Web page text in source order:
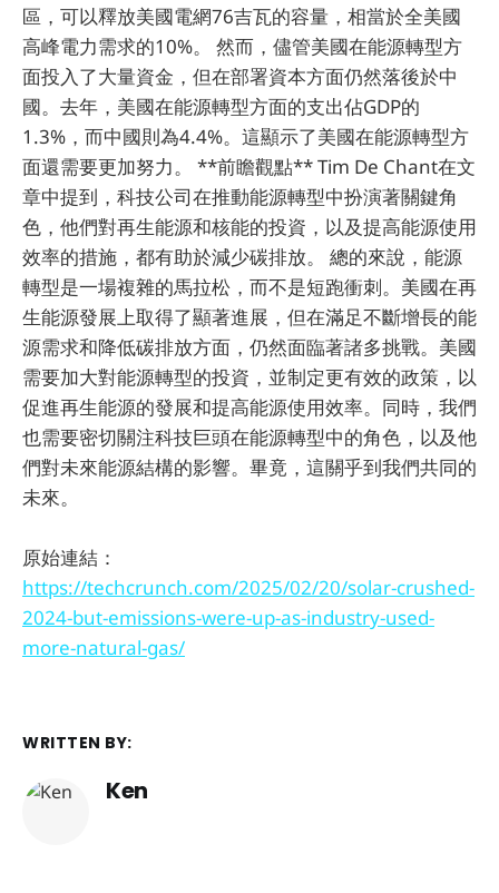
區，可以釋放美國電網76吉瓦的容量，相當於全美國
高峰電力需求的10%。 然而，儘管美國在能源轉型方
面投入了大量資金，但在部署資本方面仍然落後於中
國。去年，美國在能源轉型方面的支出佔GDP的
1.3%，而中國則為4.4%。這顯示了美國在能源轉型方
面還需要更加努力。 **前瞻觀點** Tim De Chant在文
章中提到，科技公司在推動能源轉型中扮演著關鍵角
色，他們對再生能源和核能的投資，以及提高能源使用
效率的措施，都有助於減少碳排放。 總的來說，能源
轉型是一場複雜的馬拉松，而不是短跑衝刺。美國在再
生能源發展上取得了顯著進展，但在滿足不斷增長的能
源需求和降低碳排放方面，仍然面臨著諸多挑戰。美國
需要加大對能源轉型的投資，並制定更有效的政策，以
促進再生能源的發展和提高能源使用效率。同時，我們
也需要密切關注科技巨頭在能源轉型中的角色，以及他
們對未來能源結構的影響。畢竟，這關乎到我們共同的
未來。
原始連結：
https://techcrunch.com/2025/02/20/solar-crushed-
2024-but-emissions-were-up-as-industry-used-
more-natural-gas/
WRITTEN BY:
Ken